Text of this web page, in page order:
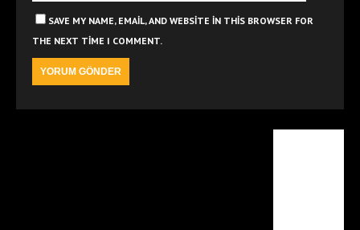
SAVE MY NAME, EMAIL, AND WEBSITE IN THIS BROWSER FOR
THE NEXT TIME I COMMENT.